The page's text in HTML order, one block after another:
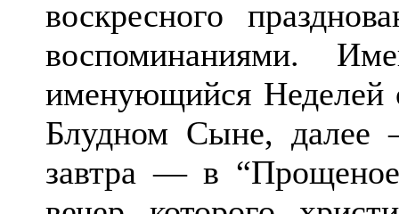
воскресного
воспоминаниями.
именующийся
Блудном Сыне,
завтра — в